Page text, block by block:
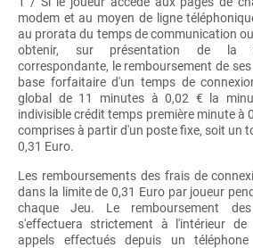
modem et au moyen de ligne
au prorata du temps de communication
obtenir, sur présentation de la
correspondante, le remboursement de
base forfaitaire d'un temps de
global de 11 minutes à 0,02 € la
indivisible crédit temps première minute à
comprises à partir d'un poste fixe, soit un
0,31 Euro.
Les remboursements des frais de
dans la limite de 0,31 Euro par joueur
chaque Jeu. Le remboursement
s'effectuera strictement à l'intérieur
appels effectués depuis un